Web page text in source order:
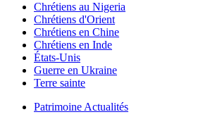
Chrétiens au Nigeria
Chrétiens d'Orient
Chrétiens en Chine
Chrétiens en Inde
États-Unis
Guerre en Ukraine
Terre sainte
Patrimoine Actualités